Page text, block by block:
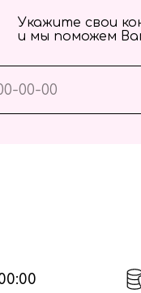
Укажите свои
и мы поможем